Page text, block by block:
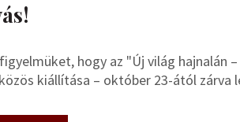
hogy az "Új világ hajnalán
kiállítása – október 23-ától zárva